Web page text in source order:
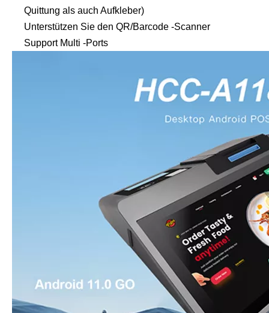
Quittung als auch Aufkleber)
Unterstützen Sie den QR/Barcode -Scanner
Support Multi -Ports